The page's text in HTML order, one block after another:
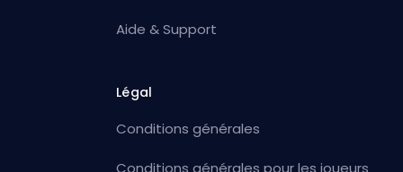
Aide & Support
Légal
Conditions générales
Conditions générales pour les joueurs